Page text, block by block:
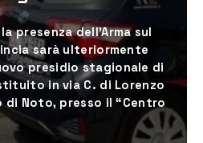
presenza dell’Arma sul
sarà ulteriormente
presidio stagionale di
in via C. di Lorenzo
di Noto, presso il “Centro